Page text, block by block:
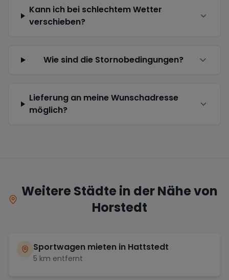
Kann ich bei schlechtem Wetter
verschieben?
Wie sind die Stornobedingungen?
Lieferung an meine Wunschadresse
möglich?
Weitere Städte in der Nähe von
Horstedt
Sportwagen mieten in Hattstedt
5 km entfernt